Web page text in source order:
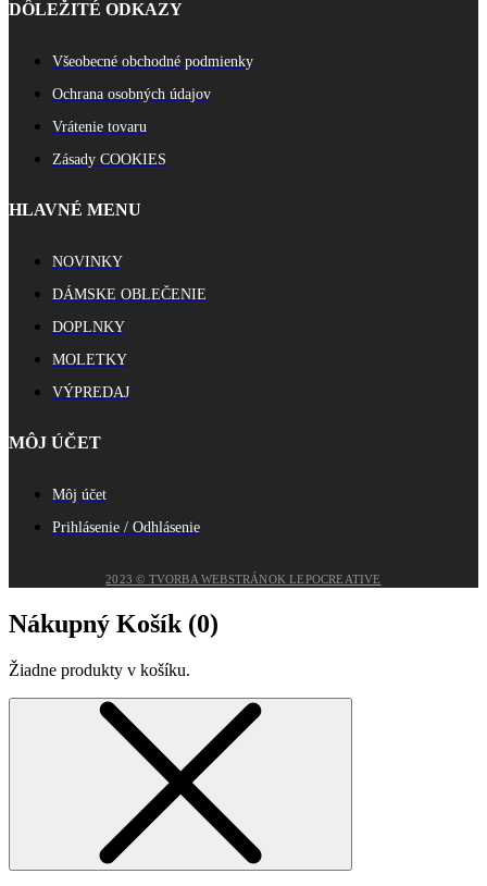
DÔLEŽITÉ ODKAZY
Všeobecné obchodné podmienky
Ochrana osobných údajov
Vrátenie tovaru
Zásady COOKIES
HLAVNÉ MENU
NOVINKY
DÁMSKE OBLEČENIE
DOPLNKY
MOLETKY
VÝPREDAJ
MÔJ ÚČET
Môj účet
Prihlásenie / Odhlásenie
2023 © TVORBA WEBSTRÁNOK LEPOCREATIVE
Nákupný Košík (0)
Žiadne produkty v košíku.